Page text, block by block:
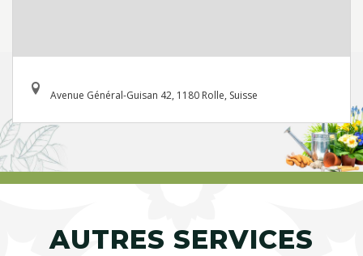
Avenue Général-Guisan 42, 1180 Rolle, Suisse
AUTRES SERVICES